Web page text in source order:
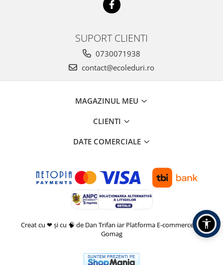
SUPORT CLIENTI
0730071938
contact@ecoleduri.ro
MAGAZINUL MEU
CLIENTI
DATE COMERCIALE
Creat cu ❤ și cu 🧠 de Dan Trifan iar Platforma E-commerce by
Gomag